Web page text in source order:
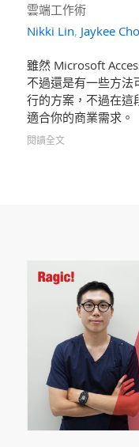
雲端工作術
Nikki Lin, Jaykee
雖然 Microsoft
不過還是有一些方法
行的方案，不過在這
適合你的商業需求。
閱讀全文